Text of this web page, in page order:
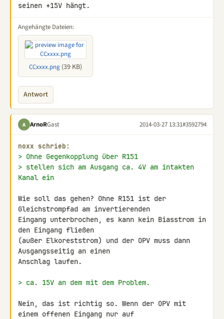
seinen +15V hängt.
Angehängte Dateien:
CCxxxx.png (39 KB)
Antwort
A ArnoRGast 2014-03-27 13:31#3592794
noxx schrieb:
> Ohne Gegenkopplung über R151
> stellen sich am Ausgang ca. 4V am intakten
Kanal ein
Wie soll das gehen? Ohne R151 ist der
Gleichstrompfad am invertierenden
Eingang unterbrochen, es kann kein Biasstrom in
den Eingang fließen
(außer Elkoreststrom) und der OPV muss dann
Ausgangsseitig an einen
Anschlag laufen.
> ca. 15V an dem mit dem Problem.
Nein, das ist richtig so. Wenn der OPV mit
einem offenen Eingang nur auf